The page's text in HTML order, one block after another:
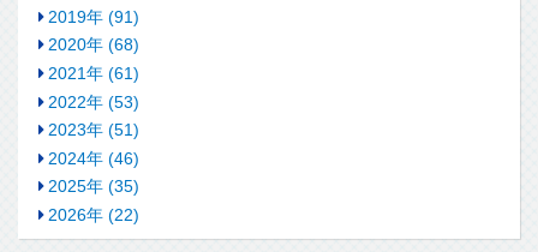
2019年 (91)
2020年 (68)
2021年 (61)
2022年 (53)
2023年 (51)
2024年 (46)
2025年 (35)
2026年 (22)